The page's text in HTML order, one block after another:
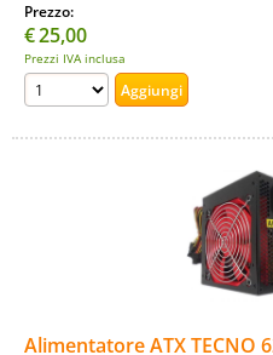
Prezzo:
€25,00
Prezzi IVA inclusa
Alimentatore ATX TECNO